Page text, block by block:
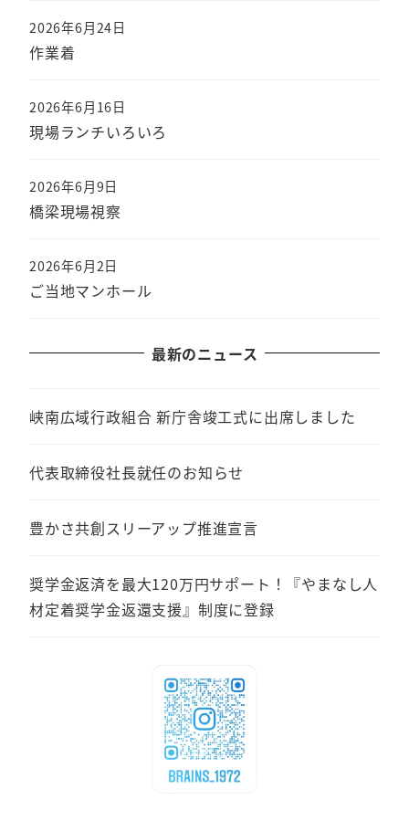
作業着
2026年6月24日
現場ランチいろいろ
2026年6月16日
橋梁現場視察
2026年6月9日
ご当地マンホール
2026年6月2日
最新のニュース
峡南広域行政組合 新庁舎竣工式に出席しました
代表取締役社長就任のお知らせ
豊かさ共創スリーアップ推進宣言
奨学金返済を最大120万円サポート！『やまなし人
材定着奨学金返還支援』制度に登録